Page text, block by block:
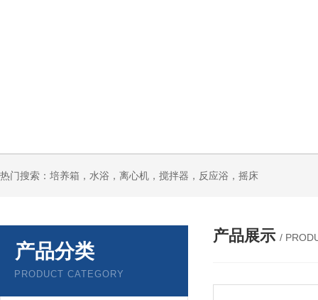
热门搜索：培养箱，水浴，离心机，搅拌器，反应浴，摇床
产品分类
PRODUCT CATEGORY
产品展示 /